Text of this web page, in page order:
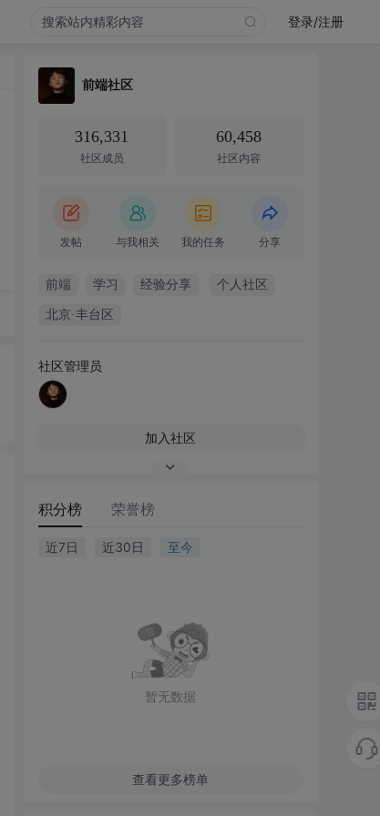
登录/注册
前端社区
316,331
社区成员
60,458
社区内容
发帖 与我相关 我的任务 分享
前端 学习 经验分享 个人社区
北京·丰台区
社区管理员
加入社区
积分榜 荣誉榜
近7日 近30日 至今
暂无数据
查看更多榜单